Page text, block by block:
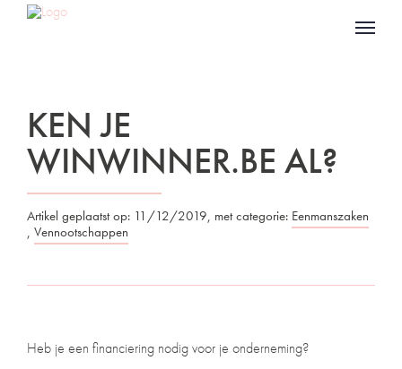
KEN JE
WINWINNER.BE AL?
Artikel geplaatst op: 11/12/2019, met categorie: Eenmanszaken
,Vennootschappen
Heb je een financiering nodig voor je onderneming?